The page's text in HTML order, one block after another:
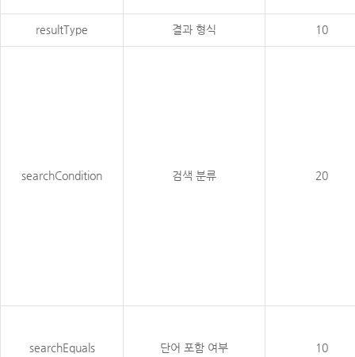
resultType 결과 형식 10
searchCondition 검색 분류 20
searchEquals 단어 포함 여부 10